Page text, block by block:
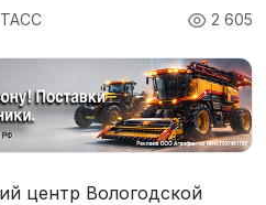
2 605
ТАСС
центр Вологодской